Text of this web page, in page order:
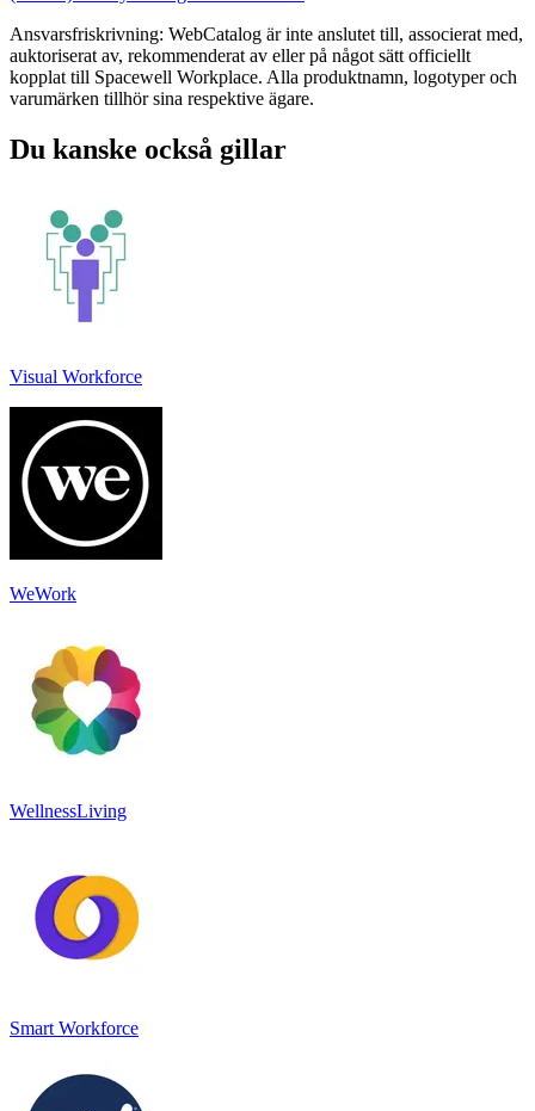
Ansvarsfriskrivning: WebCatalog är inte anslutet till, associerat med,
auktoriserat av, rekommenderat av eller på något sätt officiellt
kopplat till Spacewell Workplace. Alla produktnamn, logotyper och
varumärken tillhör sina respektive ägare.
Du kanske också gillar
Visual Workforce
WeWork
WellnessLiving
Smart Workforce